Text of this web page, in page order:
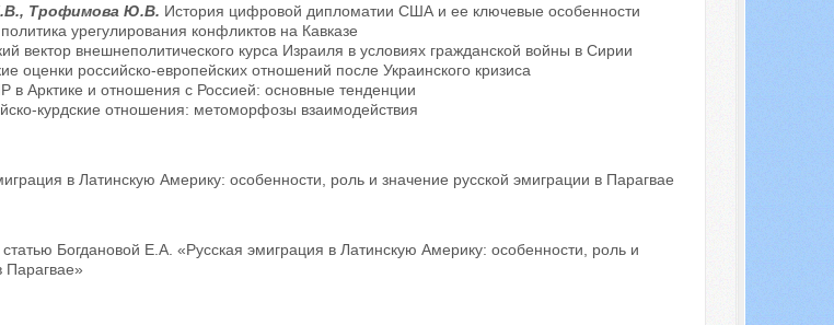
Трофимова Ю.В. История цифровой дипломатии США и ее ключевые особенности
урегулирования конфликтов на Кавказе
вектор внешнеполитического курса Израиля в условиях гражданской войны в Сирии
оценки российско-европейских отношений после Украинского кризиса
в Арктике и отношения с Россией: основные тенденции
курдские отношения: метоморфозы взаимодействия
в Латинскую Америку: особенности, роль и значение русской эмиграции в Парагвае
Богдановой Е.А. «Русская эмиграция в Латинскую Америку: особенности, роль и
Парагвае»